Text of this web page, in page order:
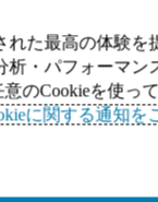
れた最高の体験を
析・パフォーマン
のCookieを使っ
に関する通知を